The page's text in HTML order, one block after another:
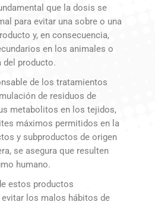
que la dosis se
para evitar una sobre o una
y, en consecuencia,
en los animales o
del producto.
de los tratamientos
de residuos de
metabolitos en los tejidos,
máximos permitidos en la
y subproductos de origen
se asegura que resulten
humano.
estos productos
los malos hábitos de